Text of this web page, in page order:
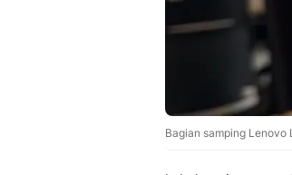
Bagian samping